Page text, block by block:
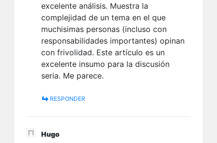
excelente análisis. Muestra la
complejidad de un tema en el que
muchisimas personas (incluso con
responsabilidades importantes) opinan
con frivolidad. Este artículo es un
excelente insumo para la discusión
seria. Me parece.
RESPONDER
Hugo